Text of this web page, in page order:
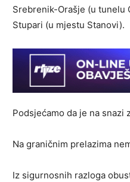
Srebrenik-Orašje (u tunelu
Stupari (u mjestu Stanovi).
Podsjećamo da je na snazi
Na graničnim prelazima
Iz sigurnosnih razloga